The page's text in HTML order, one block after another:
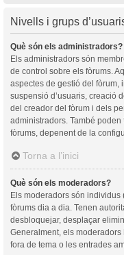
Nivells i grups
Què són els administradors?
Els administradors són
de control sobre els fòrums.
aspectes de gestió del fòrum,
suspensió d’usuaris, creació
del creador del fòrum i dels
administradors. També
fòrums, depenent de la
Torna a l’inici
Què són els moderadors?
Els moderadors són individus
fòrums dia a dia. Tenen
desbloquejar, desplaçar
Generalment, els
fora de tema o les entrades